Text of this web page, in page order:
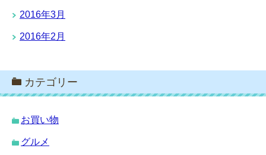
2016年3月
2016年2月
カテゴリー
お買い物
グルメ